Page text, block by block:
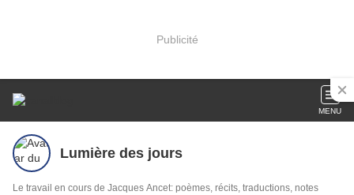
Publicité
MENU
Lumière des jours
Le travail en cours de Jacques Ancet: poèmes, récits, traductions, notes